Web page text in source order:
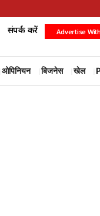
संपर्क करें Advertise
ओपिनियन बिजनेस खेल